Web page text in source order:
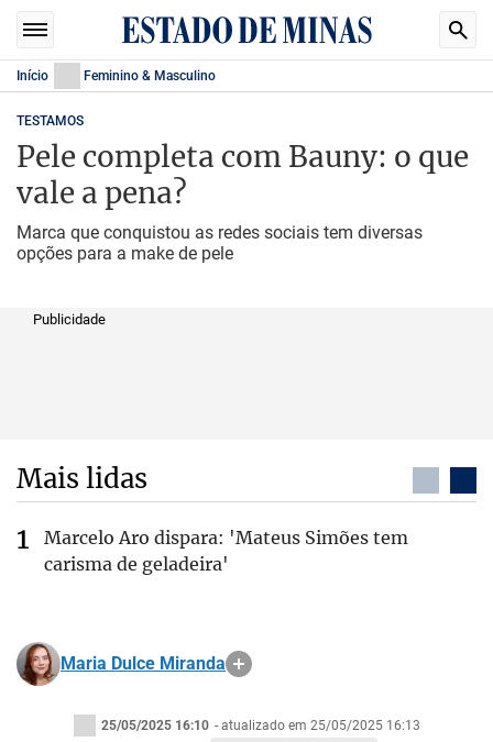
Início Feminino & Masculino
TESTAMOS
Pele completa com Bauny: o que
vale a pena?
Marca que conquistou as redes sociais tem diversas
opções para a make de pele
Publicidade
Mais lidas
Marcelo Aro dispara: 'Mateus Simões tem
carisma de geladeira'
Maria Dulce Miranda
25/05/2025 16:10 - atualizado em 25/05/2025 16:13